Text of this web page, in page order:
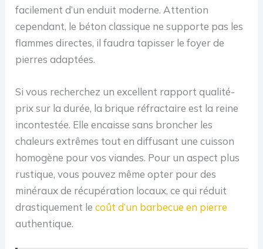
facilement d’un enduit moderne. Attention
cependant, le béton classique ne supporte pas les
flammes directes, il faudra tapisser le foyer de
pierres adaptées.
Si vous recherchez un excellent rapport qualité-
prix sur la durée, la brique réfractaire est la reine
incontestée. Elle encaisse sans broncher les
chaleurs extrêmes tout en diffusant une cuisson
homogène pour vos viandes. Pour un aspect plus
rustique, vous pouvez même opter pour des
minéraux de récupération locaux, ce qui réduit
drastiquement lecoût d’un barbecue en pierre
authentique.